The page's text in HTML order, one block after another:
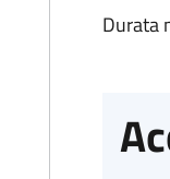
Durata